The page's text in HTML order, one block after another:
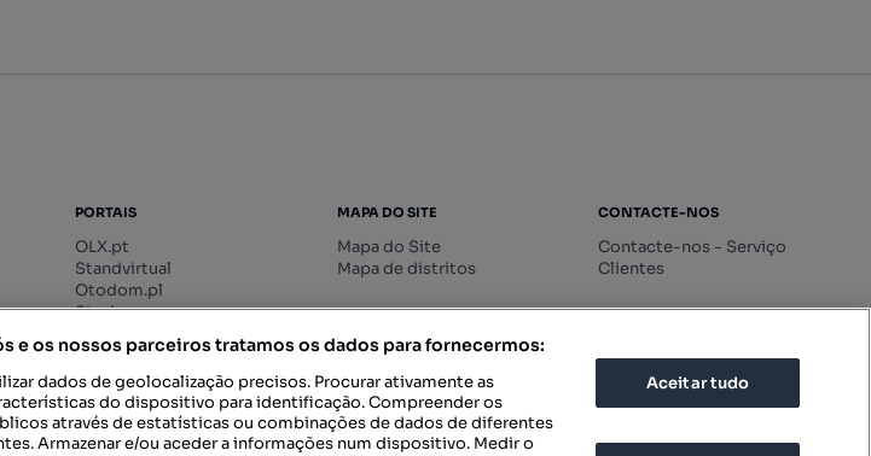
PORTAIS
OLX.pt
Standvirtual
Otodom.pl
Storia.ro
MAPA DO SITE
Mapa do Site
Mapa de distritos
CONTACTE-NOS
Contacte-nos - Serviço
Clientes
e os nossos parceiros tratamos os dados para fornecermos:
dados de geolocalização precisos. Procurar ativamente as
do dispositivo para identificação. Compreender os
através de estatísticas ou combinações de dados de diferentes
Armazenar e/ou aceder a informações num dispositivo. Medir o
Aceitar tudo